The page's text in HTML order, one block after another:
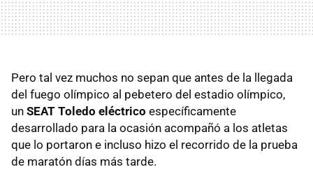
Pero tal vez muchos no sepan que antes de la llegada
del fuego olímpico al pebetero del estadio olímpico,
un SEAT Toledo eléctrico específicamente
desarrollado para la ocasión acompañó a los atletas
que lo portaron e incluso hizo el recorrido de la prueba
de maratón días más tarde.